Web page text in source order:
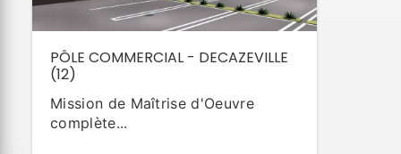
PÔLE COMMERCIAL - DECAZEVILLE
(12)
Mission de Maîtrise d'Oeuvre
complète...